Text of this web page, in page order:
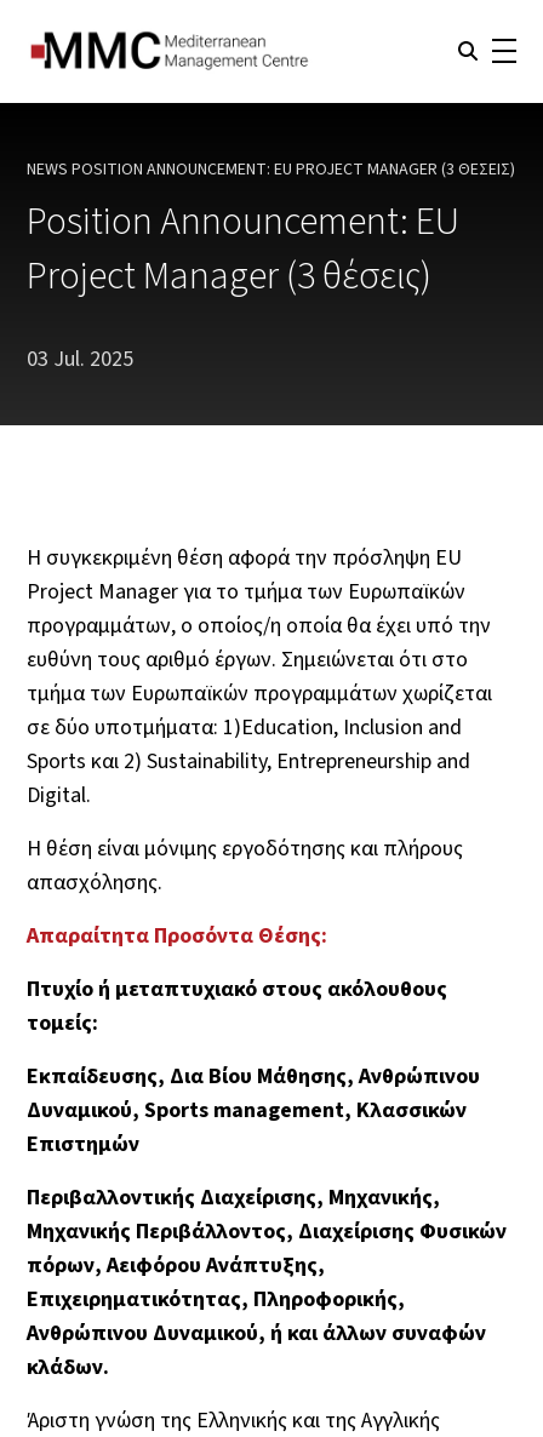
NEWS CURRENT:
POSITION ANNOUNCEMENT: EU PROJECT MANAGER (3 ΘΈΣΕΙΣ)
Position Announcement: EU
Project Manager (3 θέσεις)
03 Jul. 2025
Η συγκεκριμένη θέση αφορά την πρόσληψη EU
Project Manager για το τμήμα των Ευρωπαϊκών
προγραμμάτων, o οποίος/η οποία θα έχει υπό την
ευθύνη τους αριθμό έργων. Σημειώνεται ότι στο
τμήμα των Ευρωπαϊκών προγραμμάτων χωρίζεται
σε δύο υποτμήματα: 1)Education, Inclusion and
Sports και 2) Sustainability, Entrepreneurship and
Digital.
Η θέση είναι μόνιμης εργοδότησης και πλήρους
απασχόλησης.
Απαραίτητα Προσόντα Θέσης:
Πτυχίο ή μεταπτυχιακό στους ακόλουθους
τομείς:
Εκπαίδευσης, Δια Βίου Μάθησης, Ανθρώπινου
Δυναμικού, Sports management, Κλασσικών
Επιστημών
Περιβαλλοντικής Διαχείρισης, Μηχανικής,
Μηχανικής Περιβάλλοντος, Διαχείρισης Φυσικών
πόρων, Αειφόρου Ανάπτυξης,
Επιχειρηματικότητας, Πληροφορικής,
Ανθρώπινου Δυναμικού, ή και άλλων συναφών
κλάδων.
Άριστη γνώση της Ελληνικής και της Αγγλικής